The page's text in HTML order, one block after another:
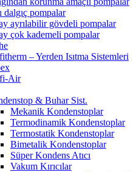
dalgıç pompalar
ayrılabilir gövdeli pompalar
çok kademeli pompalar
– Yerden Isıtma Sistemleri
Air
& Buhar Sist.
Mekanik Kondenstoplar
Termodinamik Kondenstoplar
Termostatik Kondenstoplar
Bimetalik Kondenstoplar
Süper Kondens Atıcı
Vakum Kırıcılar